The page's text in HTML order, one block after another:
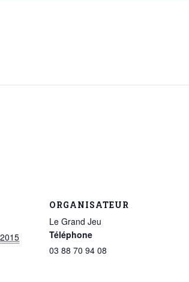
ORGANISATEUR
Le Grand Jeu
Téléphone
03 88 70 94 08